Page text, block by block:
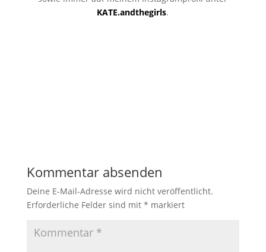
KATE.andthegirls.
Kommentar absenden
Deine E-Mail-Adresse wird nicht veröffentlicht.
Erforderliche Felder sind mit * markiert